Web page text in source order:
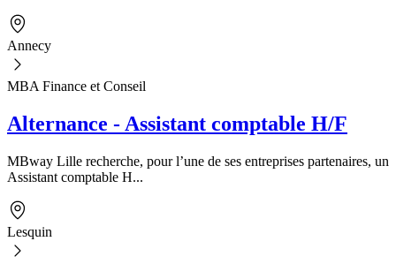
Annecy
MBA Finance et Conseil
Alternance - Assistant comptable H/F
MBway Lille recherche, pour l’une de ses entreprises partenaires, un
Assistant comptable H...
Lesquin